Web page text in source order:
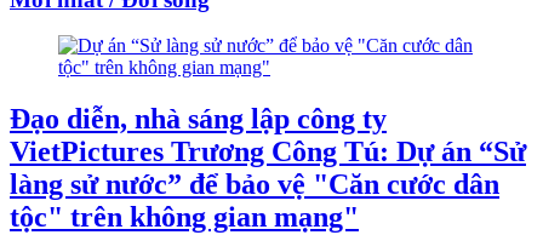
Đạo diễn, nhà sáng lập công ty
VietPictures Trương Công Tú: Dự án “Sử
làng sử nước” để bảo vệ "Căn cước dân
tộc" trên không gian mạng"